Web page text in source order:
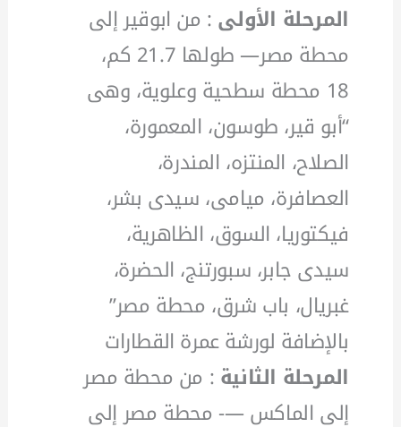
المرحلة الأولى: من ابوقير إلى
محطة مصر— طولها 21.7 كم،
18 محطة سطحية وعلوية، وهى
“أبو قير، طوسون، المعمورة،
الصلاح، المنتزه، المندرة،
العصافرة، ميامى، سيدى بشر،
فيكتوريا، السوق، الظاهرية،
سيدى جابر، سبورتنج، الحضرة،
غبريال، باب شرق، محطة مصر”
بالإضافة لورشة عمرة القطارات
المرحلة الثانية: من محطة مصر
إلى الماكس —- محطة مصر إلى